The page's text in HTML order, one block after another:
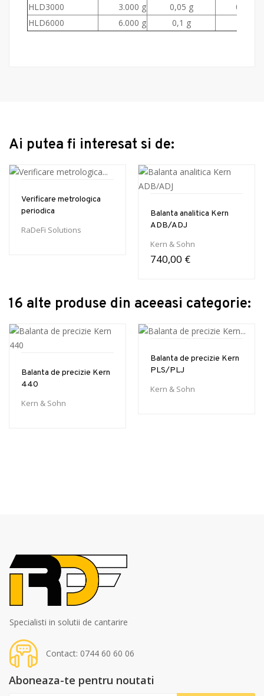
HLD3000
3.000 g 0,05 g
0,5 g
HLD6000
6.000 g 0,1 g
Ai putea fi interesat si de:
Verificare metrologica
periodica
RaDeFi Solutions
Balanta analitica Kern
ADB/ADJ
Kern & Sohn
740,00 €
16 alte produse din aceeasi categorie:
Balanta de precizie Kern
440
Kern & Sohn
Balanta de precizie Kern
PLS/PLJ
Kern & Sohn
Specialisti in solutii de cantarire
Contact: 0744 60 60 06
Aboneaza-te pentru noutati